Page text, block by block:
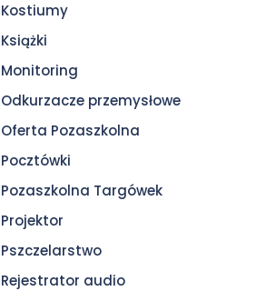
Kostiumy
Książki
Monitoring
Odkurzacze przemysłowe
Oferta Pozaszkolna
Pocztówki
Pozaszkolna Targówek
Projektor
Pszczelarstwo
Rejestrator audio